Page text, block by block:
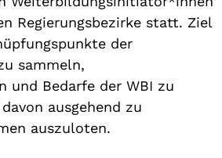
Regierungsbezirke statt. Ziel
der
sammeln,
und Bedarfe der WBI zu
ausgehend zu
auszuloten.